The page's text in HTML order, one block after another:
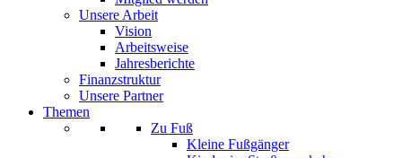
Unsere Arbeit
Vision
Arbeitsweise
Jahresberichte
Finanzstruktur
Unsere Partner
Themen
Zu Fuß
Kleine Fußgänger